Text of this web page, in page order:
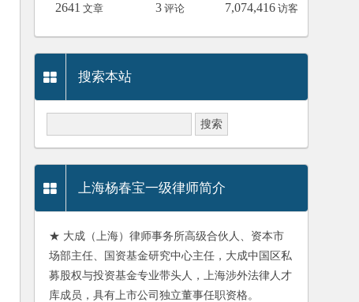
2641 文章 3 评论 7,074,416 访客
搜索本站
上海杨春宝一级律师简介
★ 大成（上海）律师事务所高级合伙人、资本市
场部主任、国资基金研究中心主任，大成中国区私
募股权与投资基金专业带头人，上海涉外法律人才
库成员，具有上市公司独立董事任职资格。